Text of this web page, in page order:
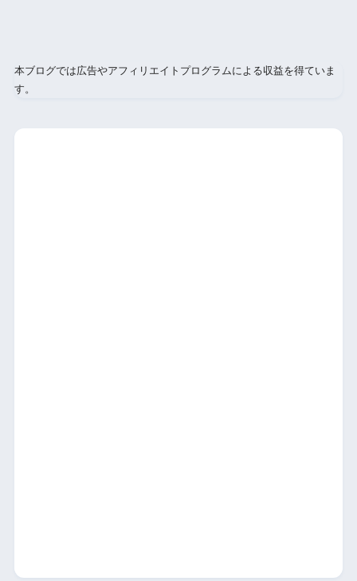
本ブログでは広告やアフィリエイトプログラムによる収益を得ていま
す。